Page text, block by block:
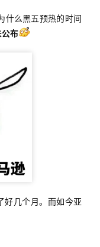
什么黑五预热的时间
布
好几个月。而如今亚